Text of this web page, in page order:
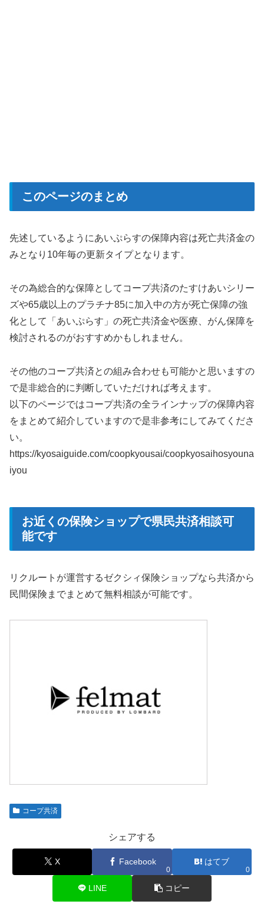
このページのまとめ
先述しているようにあいぷらすの保障内容は死亡共済金の
みとなり10年毎の更新タイプとなります。
その為総合的な保障としてコープ共済のたすけあいシリー
ズや65歳以上のプラチナ85に加入中の方が死亡保障の強
化として「あいぷらす」の死亡共済金や医療、がん保障を
検討されるのがおすすめかもしれません。
その他のコープ共済との組み合わせも可能かと思いますの
で是非総合的に判断していただければ考えます。
以下のページではコープ共済の全ラインナップの保障内容
をまとめて紹介 していますので是非参考にしてみてくださ
い。
https://kyosaiguide.com/coopkyousai/coopkyosaihosyouna
iyou
お近くの保険ショップで県民共済相談可
能です
リクルートが運営するゼクシィ保険ショップなら共済から
民間保険までまとめて無料相談が可能です。
コープ共済
シェアする
X Facebook
0
はてブ
0
LINE コピー